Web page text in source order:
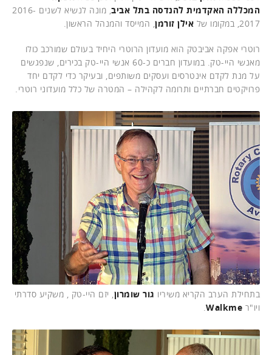
המכללה האקדמית להנדסה בתל אביב
, מונה לנשיא לשנים 2016-
2017, במקומו של
אילן זורמן, המייסד והמנהל הראשון.
רוטרי אפקה אביבטק הוא מועדון הרוטרי היחיד בעולם שמורכב כולו
מאנשי היי-טק. במועדון חברים כ-60 אנשי היי-טק בכירים, שנפגשים
על מנת לקדם אינטרסים ועסקים משותפים, ובעיקר כדי לקדם יחד
פרויקטים חברתיים ותרומה לקהילה – המטרה של כלל מועדוני רוטרי.
בתחילת הערב הקריא משיריו גור שומרון , יזם היי-טק , משקיע סדרתי
ויו"ר Walkme